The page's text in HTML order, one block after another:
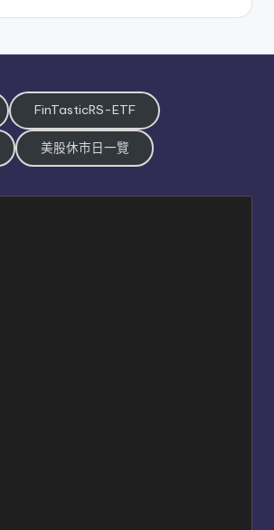
FinTasticRS-ETF
美股休市日一覽